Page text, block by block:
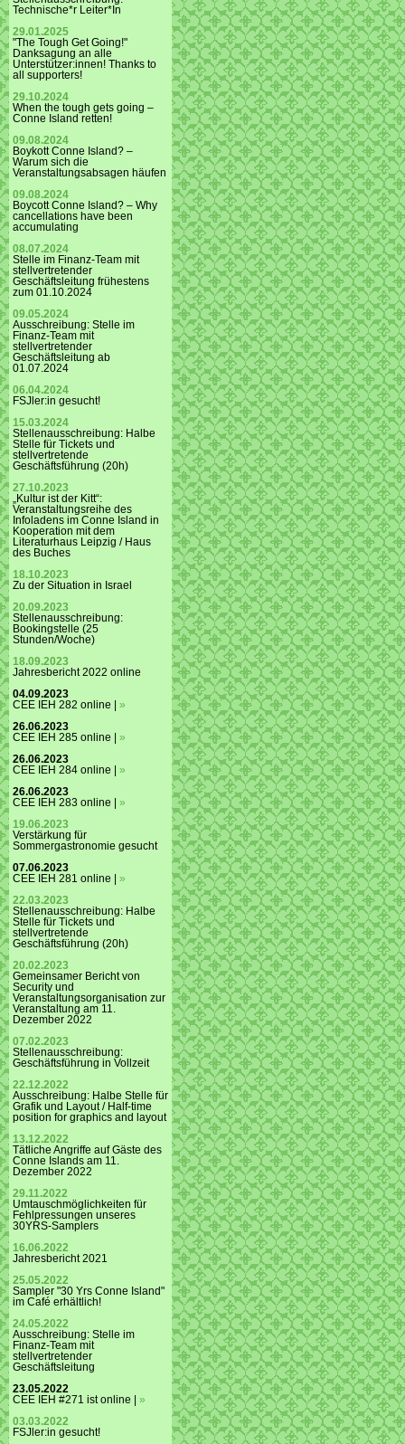
Technische*r Leiter*In
29.01.2025
"The Tough Get Going!"
Danksagung an alle
Unterstützer:innen! Thanks to
all supporters!
29.10.2024
When the tough gets going –
Conne Island retten!
09.08.2024
Boykott Conne Island? –
Warum sich die
Veranstaltungsabsagen häufen
09.08.2024
Boycott Conne Island? – Why
cancellations have been
accumulating
08.07.2024
Stelle im Finanz-Team mit
stellvertretender
Geschäftsleitung frühestens
zum 01.10.2024
09.05.2024
Ausschreibung: Stelle im
Finanz-Team mit
stellvertretender
Geschäftsleitung ab
01.07.2024
06.04.2024
FSJler:in gesucht!
15.03.2024
Stellenausschreibung: Halbe
Stelle für Tickets und
stellvertretende
Geschäftsführung (20h)
27.10.2023
„Kultur ist der Kitt“:
Veranstaltungsreihe des
Infoladens im Conne Island in
Kooperation mit dem
Literaturhaus Leipzig / Haus
des Buches
18.10.2023
Zu der Situation in Israel
20.09.2023
Stellenausschreibung:
Bookingstelle (25
Stunden/Woche)
18.09.2023
Jahresbericht 2022 online
04.09.2023
CEE IEH 282 online | »
26.06.2023
CEE IEH 285 online | »
26.06.2023
CEE IEH 284 online | »
26.06.2023
CEE IEH 283 online | »
19.06.2023
Verstärkung für
Sommergastronomie gesucht
07.06.2023
CEE IEH 281 online | »
22.03.2023
Stellenausschreibung: Halbe
Stelle für Tickets und
stellvertretende
Geschäftsführung (20h)
20.02.2023
Gemeinsamer Bericht von
Security und
Veranstaltungsorganisation zur
Veranstaltung am 11.
Dezember 2022
07.02.2023
Stellenausschreibung:
Geschäftsführung in Vollzeit
22.12.2022
Ausschreibung: Halbe Stelle für
Grafik und Layout / Half-time
position for graphics and layout
13.12.2022
Tätliche Angriffe auf Gäste des
Conne Islands am 11.
Dezember 2022
29.11.2022
Umtauschmöglichkeiten für
Fehlpressungen unseres
30YRS-Samplers
16.06.2022
Jahresbericht 2021
25.05.2022
Sampler "30 Yrs Conne Island"
im Café erhältlich!
24.05.2022
Ausschreibung: Stelle im
Finanz-Team mit
stellvertretender
Geschäftsleitung
23.05.2022
CEE IEH #271 ist online | »
03.03.2022
FSJler:in gesucht!